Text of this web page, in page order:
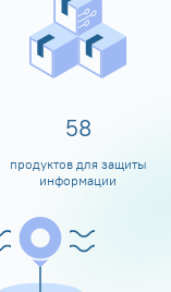
60
продуктов для защиты
информации